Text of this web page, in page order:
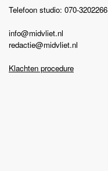
Telefoon studio: 070-3202266
info@midvliet.nl
redactie@midvliet.nl
Klachten procedure